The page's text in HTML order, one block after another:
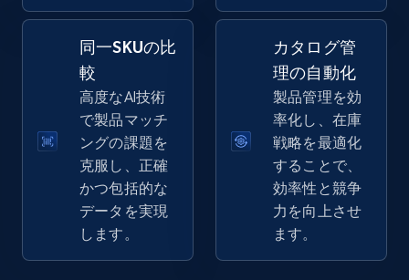
eBay - Gather data on products using
specified keywords
URL, Product id, Title, Seller name, Seller rating,
Seller reviews, Breadcrumbs, Root category, and
more.
2.5K+ 358+ 今すぐ始める
同一SKUの比
較
高度なAI技術
で製品マッチ
ングの課題を
克服し、正確
かつ包括的な
データを実現
します。
カタログ管
理の自動化
製品管理を効
率化し、在庫
戦略を最適化
することで、
効率性と競争
力を向上させ
ます。